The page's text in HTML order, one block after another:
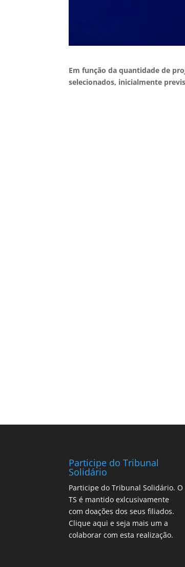
Em função da quantidade de
selecionados, inicialmente
Participe do Tribunal
Solidário
Participe do Tribunal Solidário. O
TS é mantido exlcusivamente
com doações dos seus filiados.
Clique aqui e seja mais um a
colaborar com esta realização.